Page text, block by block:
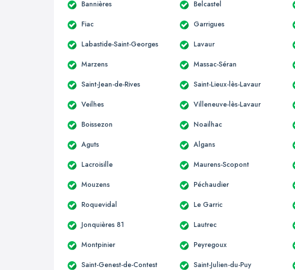
Bannières Belcastel
Fiac Garrigues
Labastide-Saint-Georges Lavaur
Marzens Massac-Séran
Saint-Jean-de-Rives Saint-Lieux-lès-Lavaur
Veilhes Villeneuve-lès-Lavaur
Boissezon Noailhac
Aguts Algans
Lacroisille Maurens-Scopont
Mouzens Péchaudier
Roquevidal Le Garric
Jonquières 81 Lautrec
Montpinier Peyregoux
Saint-Genest-de-Contest Saint-Julien-du-Puy